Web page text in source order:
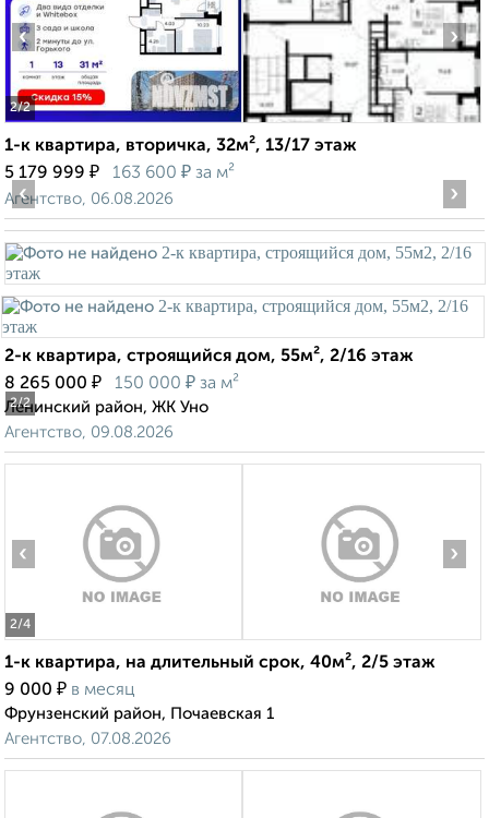
2/2
‹ ›
1-к квартира, вторичка, 32м², 13/17 этаж
5 179 999 ₽ 163 600 ₽ за м²
Агентство, 06.08.2026
2/2
‹ ›
2-к квартира, строящийся дом, 55м², 2/16 этаж
8 265 000 ₽ 150 000 ₽ за м²
Ленинский район, ЖК Уно
Агентство, 09.08.2026
2/4
‹ ›
1-к квартира, на длительный срок, 40м², 2/5 этаж
9 000 ₽ в месяц
Фрунзенский район, Почаевская 1
Агентство, 07.08.2026